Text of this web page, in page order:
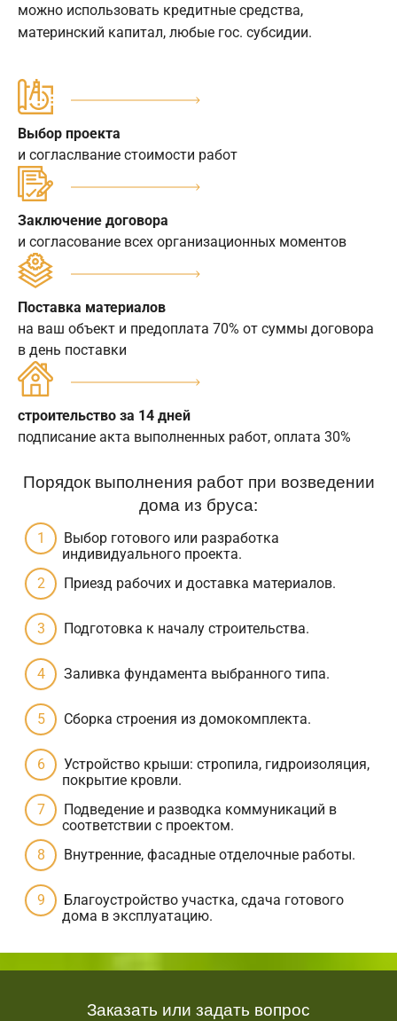
можно использовать кредитные средства,
материнский капитал, любые гос. субсидии.
Выбор проекта
и согласлвание стоимости работ
Заключение договора
и согласование всех организационных моментов
Поставка материалов
на ваш объект и предоплата 70% от суммы договора
в день поставки
строительство за 14 дней
подписание акта выполненных работ, оплата 30%
Порядок выполнения работ при возведении
дома из бруса:
Выбор готового или разработка
индивидуального проекта.
Приезд рабочих и доставка материалов.
Подготовка к началу строительства.
Заливка фундамента выбранного типа.
Сборка строения из домокомплекта.
Устройство крыши: стропила, гидроизоляция,
покрытие кровли.
Подведение и разводка коммуникаций в
соответствии с проектом.
Внутренние, фасадные отделочные работы.
Благоустройство участка, сдача готового
дома в эксплуатацию.
Заказать или задать вопрос